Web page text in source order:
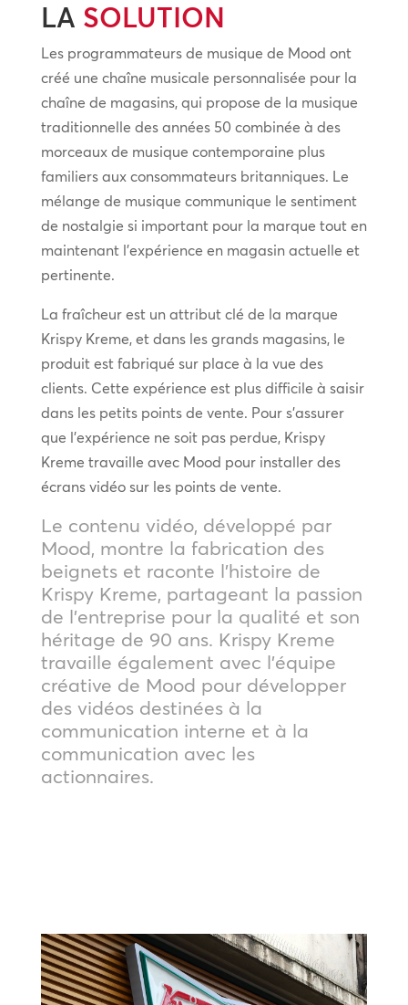
LA SOLUTION
Les programmateurs de musique de Mood ont
créé une chaîne musicale personnalisée pour la
chaîne de magasins, qui propose de la musique
traditionnelle des années 50 combinée à des
morceaux de musique contemporaine plus
familiers aux consommateurs britanniques. Le
mélange de musique communique le sentiment
de nostalgie si important pour la marque tout en
maintenant l’expérience en magasin actuelle et
pertinente.
La fraîcheur est un attribut clé de la marque
Krispy Kreme, et dans les grands magasins, le
produit est fabriqué sur place à la vue des
clients. Cette expérience est plus difficile à saisir
dans les petits points de vente. Pour s’assurer
que l’expérience ne soit pas perdue, Krispy
Kreme travaille avec Mood pour installer des
écrans vidéo sur les points de vente.
Le contenu vidéo, développé par
Mood, montre la fabrication des
beignets et raconte l’histoire de
Krispy Kreme, partageant la passion
de l’entreprise pour la qualité et son
héritage de 90 ans. Krispy Kreme
travaille également avec l’équipe
créative de Mood pour développer
des vidéos destinées à la
communication interne et à la
communication avec les
actionnaires.